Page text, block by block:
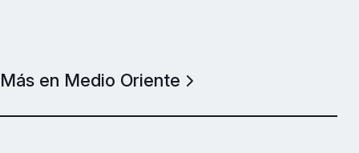
Más en Medio Oriente